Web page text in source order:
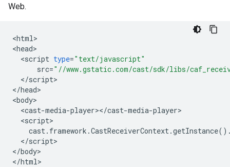
Web.
<html>
<head
<script type="text/javascript"
src="//www.gstatic.com/cast/sdk/libs/
</script>
</head>
<body
<cast-media-player></cast-media-player
<script
cast. framework .CastReceiverContext.getInstance
</script>
</body>
</html